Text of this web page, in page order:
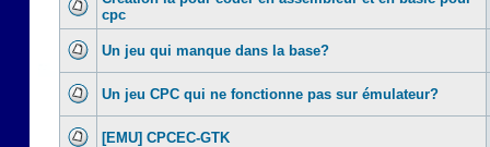
cpc
Un jeu qui manque dans la base?
Un jeu CPC qui ne fonctionne pas sur émulateur?
[EMU] CPCEC-GTK